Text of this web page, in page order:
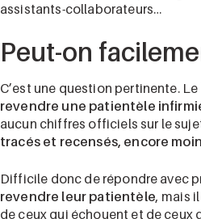
assistants-collaborateurs…
Peut-on
C’est une question pertinente.
revendre une patientèle
aucun chiffres officiels sur le
tracés et recensés, encore
Difficile donc de répondre avec
revendre leur patientèle, mais
de ceux qui échouent et de ceux